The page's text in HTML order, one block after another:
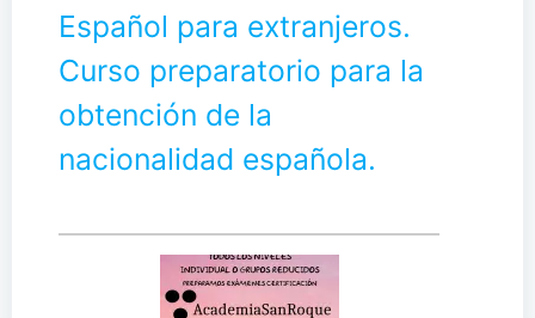
Español para extranjeros.
Curso preparatorio para la
obtención de la
nacionalidad española.